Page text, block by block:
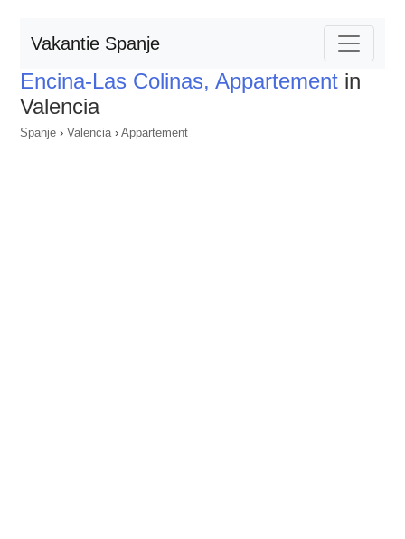
Vakantie Spanje
Encina-Las Colinas, Appartement in
Valencia
Spanje › Valencia› Appartement